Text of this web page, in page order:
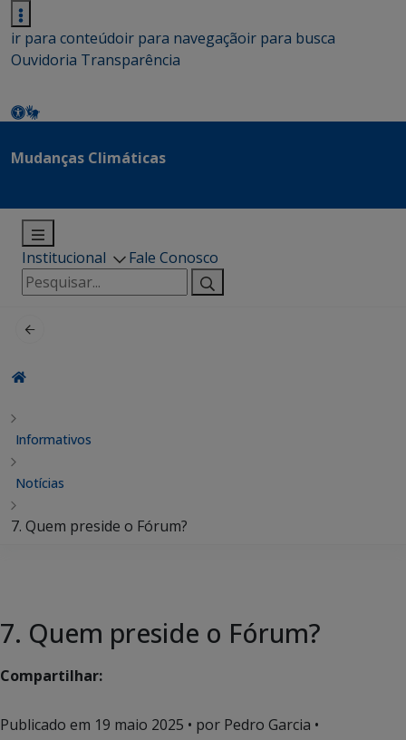
ir para conteúdoir para navegaçãoir para busca
Ouvidoria Transparência
Mudanças Climáticas
Institucional
Fale Conosco
Pesquisar
por:
Informativos
Notícias
7. Quem preside o Fórum?
7. Quem preside o Fórum?
Compartilhar:
Publicado em 19 maio 2025 • por Pedro Garcia •